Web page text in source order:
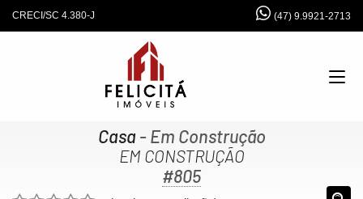
CRECI/SC 4.380-J (47) 9.9921-2713
Casa- Em Construção
EM CONSTRUÇÃO
#805